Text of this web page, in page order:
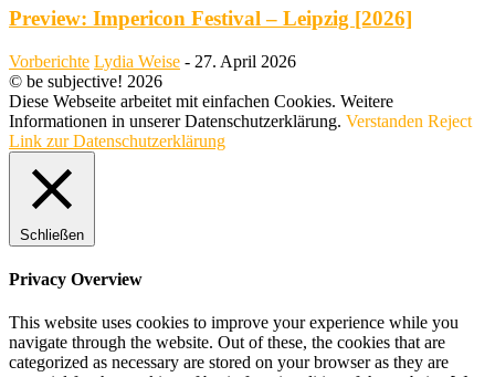
Preview: Impericon Festival – Leipzig [2026]
Vorberichte Lydia Weise - 27. April 2026
© be subjective! 2026
Diese Webseite arbeitet mit einfachen Cookies. Weitere
Informationen in unserer Datenschutzerklärung. Verstanden Reject
Link zur Datenschutzerklärung
Schließen
Privacy Overview
This website uses cookies to improve your experience while you
navigate through the website. Out of these, the cookies that are
categorized as necessary are stored on your browser as they are